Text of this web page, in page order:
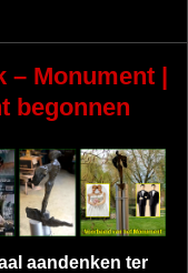
– Monument |
begonnen
aandenken ter